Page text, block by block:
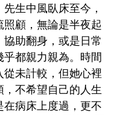
生中風臥床至今，
照顧，無論是半夜起
協助翻身，或是日常
乎都親力親為。時間
從未計較，但她心裡
，不希望自己的人生
在病床上度過，更不